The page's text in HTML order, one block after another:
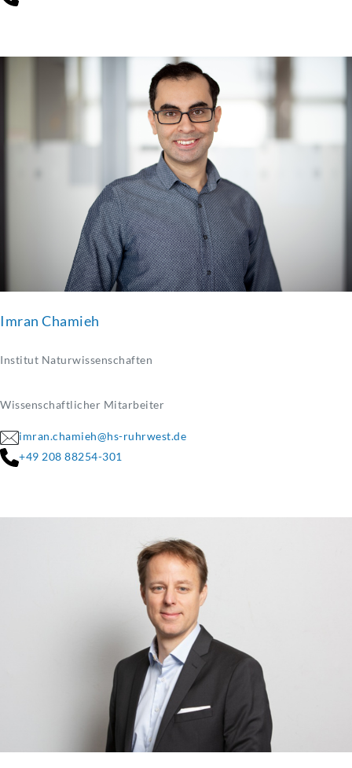
Imran Chamieh
Institut Naturwissenschaften
Wissenschaftlicher Mitarbeiter
imran.chamieh@hs-ruhrwest.de
+49 208 88254-301